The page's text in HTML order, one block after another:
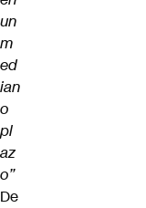
un
m
ed
ian
o
pl
az
o”
De